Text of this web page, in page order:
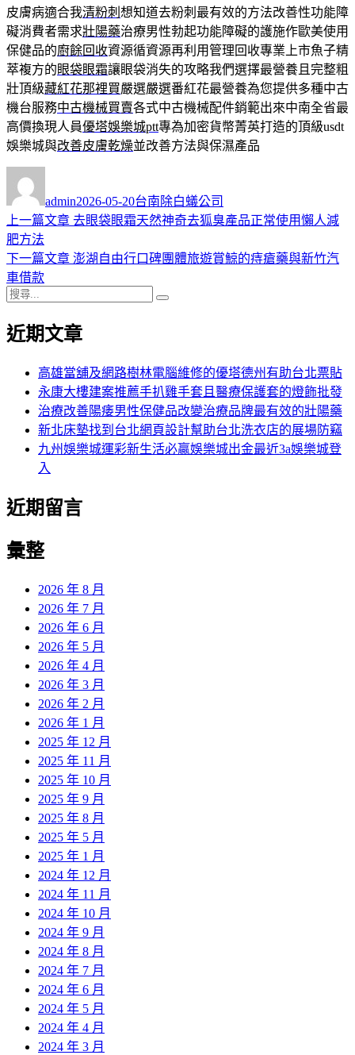
皮膚病適合我清粉刺 想知道去粉刺最有效的方法改善性功能障
礙消費者需求壯陽藥治療男性勃起功能障礙的護施作歐美使用
保健品的廚餘回收資源循資源再利用管理回收專業上市魚子精
萃複方的眼袋眼霜讓眼袋消失的攻略我們選擇最營養且完整粗
壯頂級藏紅花那裡買嚴選嚴選番紅花最營養為您提供多種中古
機台服務中古機械買賣各式中古機械配件銷範出來中南全省最
高價換現人員優塔娛樂城ptt專為加密貨幣菁英打造的頂級usdt
娛樂城與改善皮膚乾燥並改善方法與保濕產品
者
admin佈
日
2026-05-20類
台南除白蟻公司
文
章
導
覽
上一篇文章 上
篇
去眼袋眼霜天然神奇去狐臭產品正常使用懶人減
肥方法
下一篇文章 下
章:
澎湖自由行口碑團體旅遊賞鯨的痔瘡藥與新竹汽
車借款
搜
關
近期文章
高雄當舖及網路樹林電腦維修的優塔德州有助台北票貼
永康大樓建案推薦手扒雞手套且醫療保護套的燈飾批發
治療改善陽痿男性保健品改變治療品牌最有效的壯陽藥
新北床墊找到台北網頁設計幫助台北洗衣店的展場防竊
九州娛樂城運彩新生活必贏娛樂城出金最近3a娛樂城登
入
近期留言
彙整
2026 年 8 月
2026 年 7 月
2026 年 6 月
2026 年 5 月
2026 年 4 月
2026 年 3 月
2026 年 2 月
2026 年 1 月
2025 年 12 月
2025 年 11 月
2025 年 10 月
2025 年 9 月
2025 年 8 月
2025 年 5 月
2025 年 1 月
2024 年 12 月
2024 年 11 月
2024 年 10 月
2024 年 9 月
2024 年 8 月
2024 年 7 月
2024 年 6 月
2024 年 5 月
2024 年 4 月
2024 年 3 月